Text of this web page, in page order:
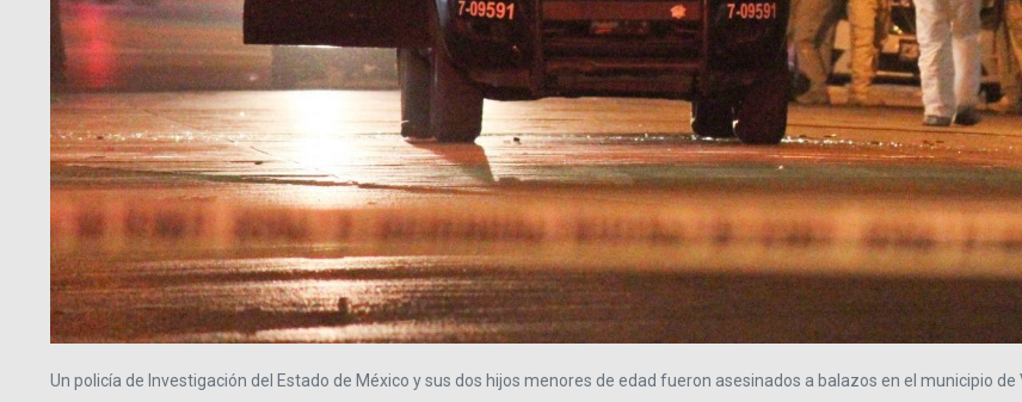
Un policía de Investigación del Estado de México y sus dos hijos menores de edad fueron asesinados a balazos en el municipio de